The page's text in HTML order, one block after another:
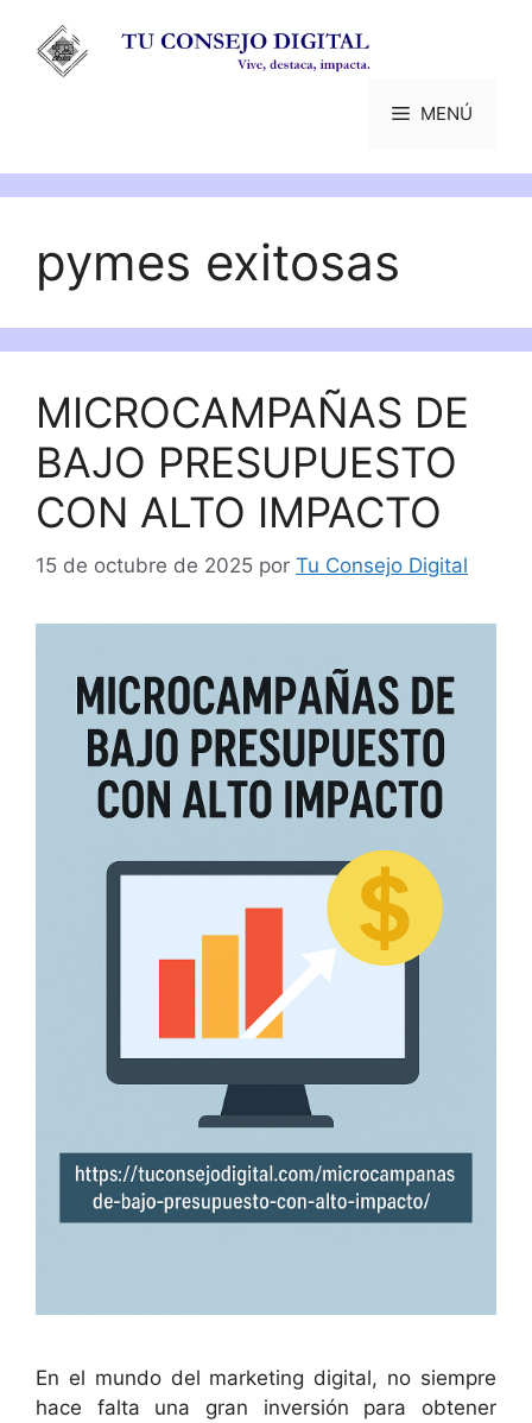
contenido
MENÚ
pymes exitosas
MICROCAMPAÑAS DE
BAJO PRESUPUESTO
CON ALTO IMPACTO
15 de octubre de 2025 por Tu Consejo Digital
En el mundo del marketing digital, no siempre
hace falta una gran inversión para obtener